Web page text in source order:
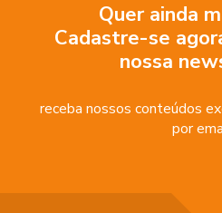
Quer ainda
Cadastre-se
nossa
receba nossos conteúdos
por